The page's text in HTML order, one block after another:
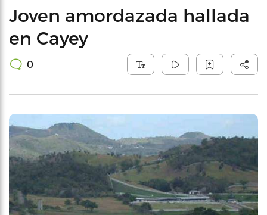
Joven amordazada hallada
en Cayey
0